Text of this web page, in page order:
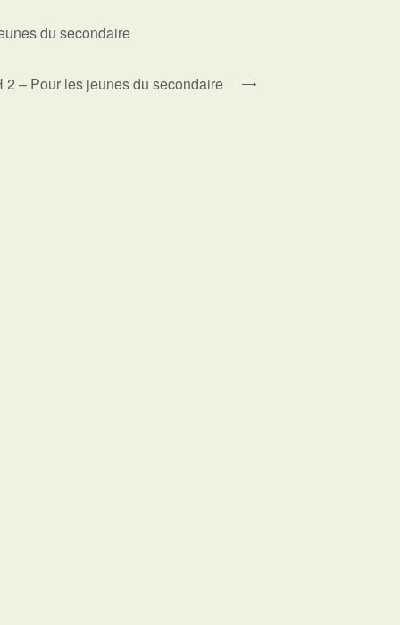
du secondaire
2 – Pour les jeunes du secondaire